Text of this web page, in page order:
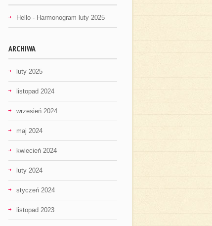
Hello - Harmonogram luty 2025
ARCHIWA
luty 2025
listopad 2024
wrzesień 2024
maj 2024
kwiecień 2024
luty 2024
styczeń 2024
listopad 2023